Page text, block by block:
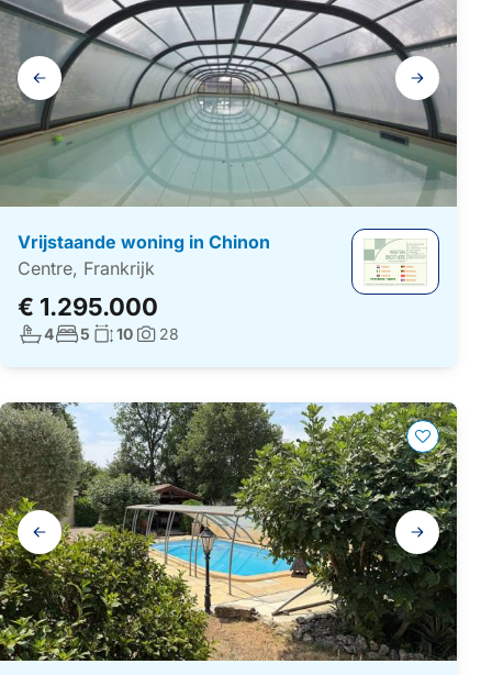
Galerij
navigatie
Vrijstaande woning in Chinon
Centre, Frankrijk
€ 1.295.000
Aantal badkamers:
4Aantal slaapkamers:
5 Woonoppervlakte:
10Foto's:
28
Galerij
navigatie